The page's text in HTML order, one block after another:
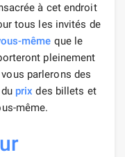
à cet endroit
tous les invités de
même que le
pleinement
parlerons des
prix des billets et
même.